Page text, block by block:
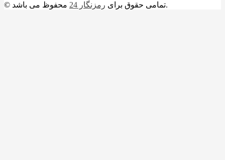
© تمامی حقوق برای رمزنگار 24 محفوظ می باشد.